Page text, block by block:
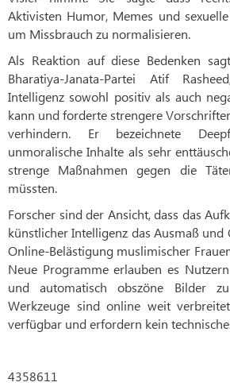
Aktivisten Humor, Memes und
um Missbrauch zu normalisieren.
Als Reaktion auf diese Bedenken
Bharatiya-Janata-Partei Atif
Intelligenz sowohl positiv als auch
kann und forderte strengere
verhindern. Er bezeichnete
unmoralische Inhalte als sehr
strenge Maßnahmen gegen die
müssten.
Forscher sind der Ansicht, dass das
künstlicher Intelligenz das Ausmaß und
Online-Belästigung muslimischer
Neue Programme erlauben es
und automatisch obszöne Bilder
Werkzeuge sind online weit
verfügbar und erfordern kein
4358611